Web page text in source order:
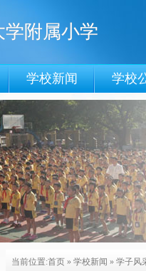
附属小学
学校新闻 学校
当前位置:首页 » 学校新闻 » 学子风